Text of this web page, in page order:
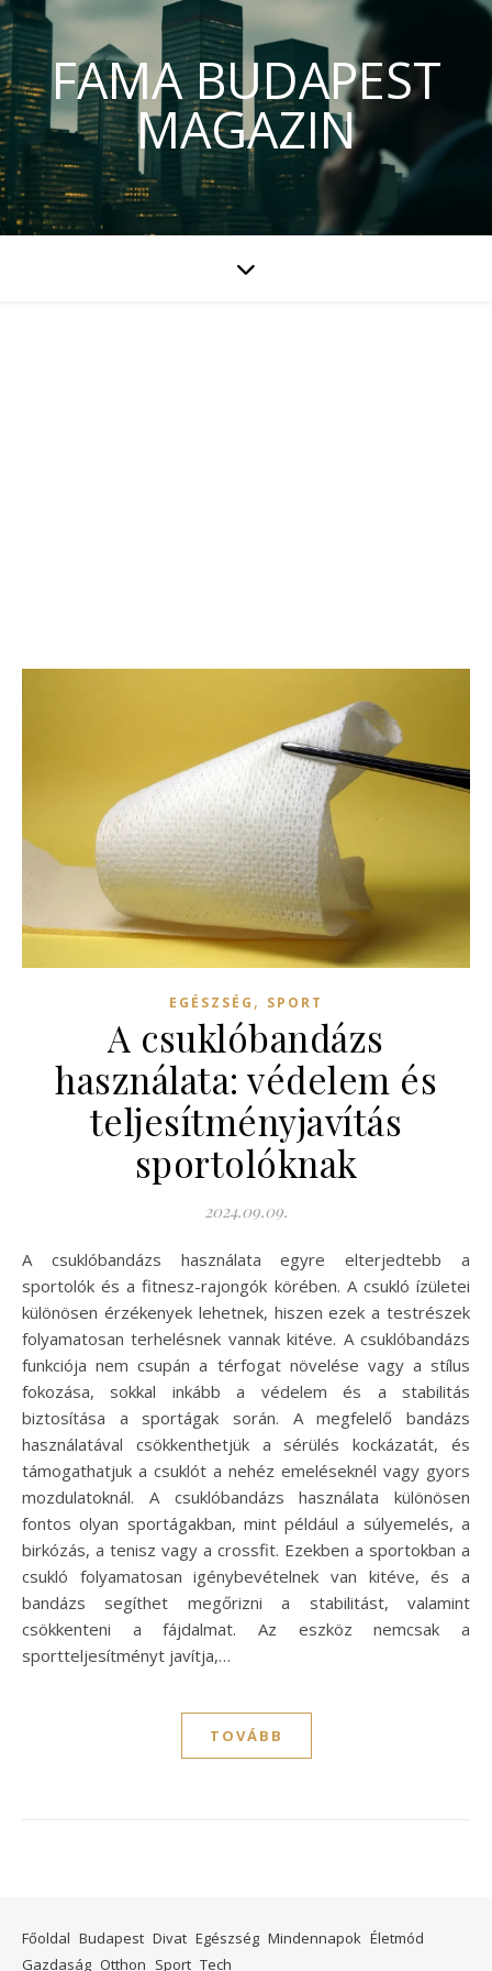
FAMA BUDAPEST
MAGAZIN
EGÉSZSÉG , SPORT
A csuklóbandázs
használata: védelem és
teljesítményjavítás
sportolóknak
2024.09.09.
A csuklóbandázs használata egyre elterjedtebb a
sportolók és a fitnesz-rajongók körében. A csukló ízületei
különösen érzékenyek lehetnek, hiszen ezek a testrészek
folyamatosan terhelésnek vannak kitéve. A csuklóbandázs
funkciója nem csupán a térfogat növelése vagy a stílus
fokozása, sokkal inkább a védelem és a stabilitás
biztosítása a sportágak során. A megfelelő bandázs
használatával csökkenthetjük a sérülés kockázatát, és
támogathatjuk a csuklót a nehéz emeléseknél vagy gyors
mozdulatoknál. A csuklóbandázs használata különösen
fontos olyan sportágakban, mint például a súlyemelés, a
birkózás, a tenisz vagy a crossfit. Ezekben a sportokban a
csukló folyamatosan igénybevételnek van kitéve, és a
bandázs segíthet megőrizni a stabilitást, valamint
csökkenteni a fájdalmat. Az eszköz nemcsak a
sportteljesítményt javítja,…
TOVÁBB
Főoldal Budapest Divat Egészség Mindennapok Életmód
Gazdaság Otthon Sport Tech